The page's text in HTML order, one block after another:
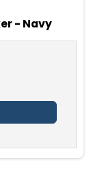
- Navy